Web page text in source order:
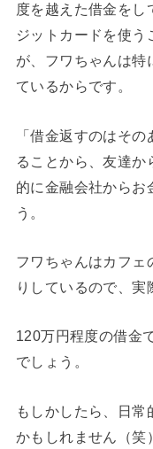
度を越えた借金をし
ジットカードを使う
が、フワちゃんは特
ているからです。
「借金返すのはそ
ることから、友達
的に金融会社からお
う。
フワちゃんはカフェ
りしているので、実
120万円程度の借金
でしょう。
もしかしたら、日
かもしれません（笑）